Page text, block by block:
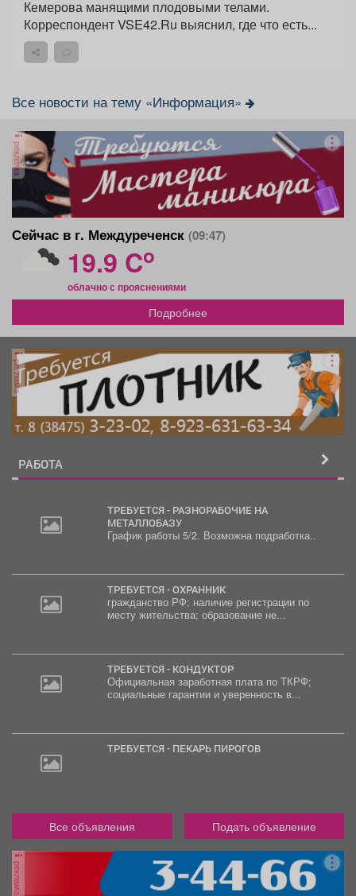
Кемерова манящими плодовыми телами.
Корреспондент VSE42.Ru выяснил, где что есть...
Все новости на тему «Информация»
реклама
Сейчас в г. Междуреченск (09:47)
19.9 Co
облачно с прояснениями
Подробнее
реклама
РАБОТА
ТРЕБУЕТСЯ - РАЗНОРАБОЧИЕ НА
МЕТАЛЛОБАЗУ
График работы 5/2. Возможна подработка..
ТРЕБУЕТСЯ - ОХРАННИК
гражданство РФ; наличие регистрации по
месту жительства; образование не...
ТРЕБУЕТСЯ - КОНДУКТОР
Официальная заработная плата по ТКРФ;
социальные гарантии и уверенность в...
ТРЕБУЕТСЯ - ПЕКАРЬ ПИРОГОВ
Все объявления Подать объявление
реклама